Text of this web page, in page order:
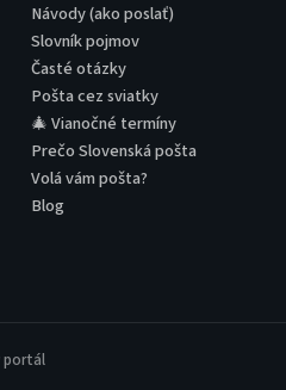
Návody (ako poslať)
Slovník pojmov
Časté otázky
Pošta cez sviatky
🎄 Vianočné termíny
Prečo Slovenská pošta
Volá vám pošta?
Blog
portál